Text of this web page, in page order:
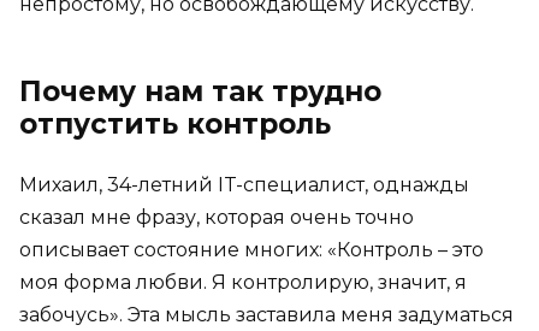
Почему нам так трудно
отпустить контроль
Михаил, 34-летний IT-специалист, однажды
сказал мне фразу, которая очень точно
описывает состояние многих: «Контроль – это
моя форма любви. Я контролирую, значит, я
забочусь». Эта мысль заставила меня задуматься